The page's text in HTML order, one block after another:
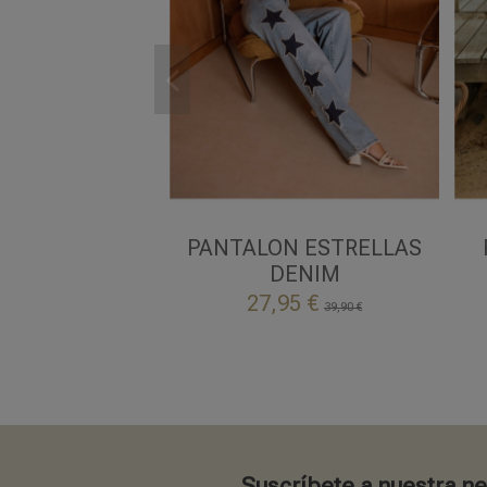
PANTALON ESTRELLAS
DENIM
27,95 €39,90 €
38 40
DENIM
 Añadir al carrito